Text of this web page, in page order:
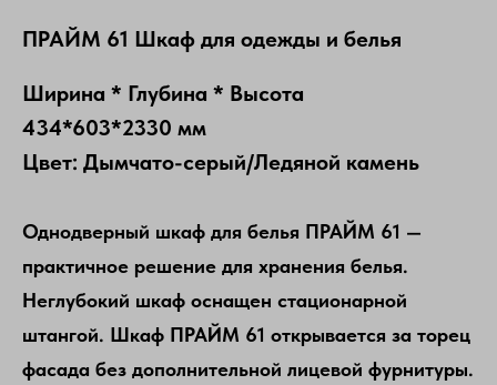
ПРАЙМ 61 Шкаф для одежды и белья
Ширина * Глубина * Высота
434*603*2330 мм
Цвет: Дымчато-серый/Ледяной камень
Однодверный шкаф для белья ПРАЙМ 61 —
практичное решение для хранения белья.
Неглубокий шкаф оснащен стационарной
штангой. Шкаф ПРАЙМ 61 открывается за торец
фасада без дополнительной лицевой фурнитуры.